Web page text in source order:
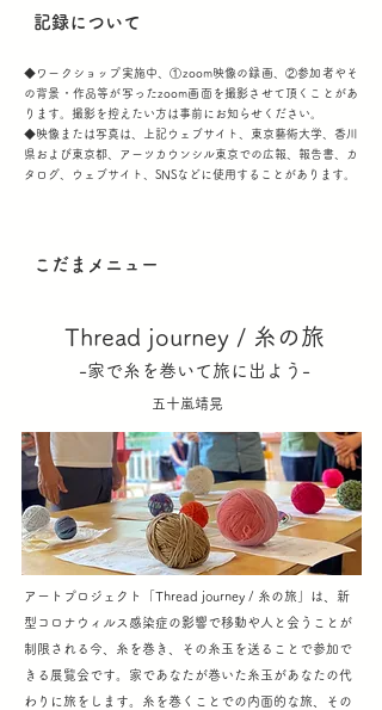
記録について
◆ワークショップ実施中、①zoom映像の録画、②参加者やそ
の背景・作品等が写ったzoom画面を撮影させて頂くことがあ
ります。撮影を控えたい方は事前にお知らせください。
◆映像または写真は、上記ウェブサイト、東京藝術大学、香川
県および東京都、アーツカウンシル東京での広報、報告書、カ
タログ、ウェブサイト、SNSなどに使用することがあります。
こだまメニュー
Thread journey / 糸の旅
-家で糸を巻いて旅に出よう-
アートプロジェクト「Thread journey / 糸の旅」は、新
型コロナウィルス感染症の影響で移動や人と会うことが
制限される今、糸を巻き、その糸玉を送ることで参加で
きる展覧会です。家であなたが巻いた糸玉があなたの代
わりに旅をします。糸を巻くことでの内面的な旅、その
五十嵐靖晃